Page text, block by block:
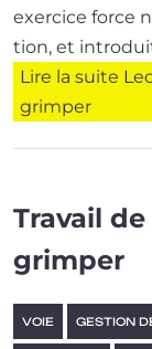
exer­cice force
tion, et
Lire la suite
grimper
Travail
grimper
VOIE GESTION